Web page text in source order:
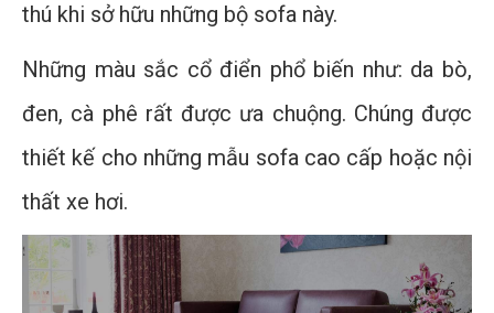
thú khi sở hữu những bộ sofa này.
Những màu sắc cổ điển phổ biến như: da bò,
đen, cà phê rất được ưa chuộng. Chúng được
thiết kế cho những mẫu sofa cao cấp hoặc nội
thất xe hơi.